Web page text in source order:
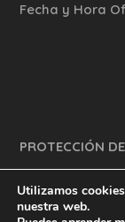
Fecha y Hora
PROTECCIÓN
Utilizamos
nuestra web.